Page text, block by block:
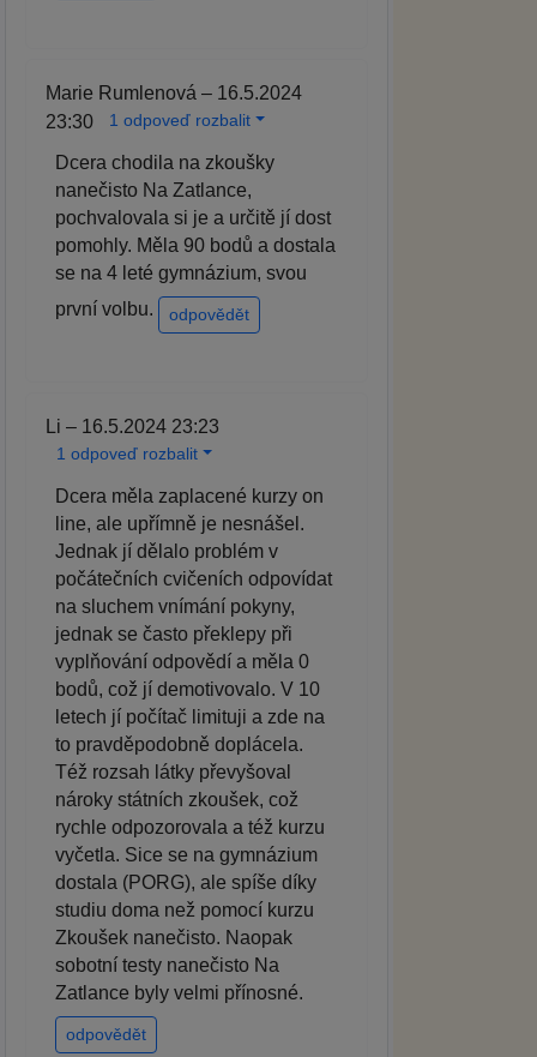
Marie Rumlenová – 16.5.2024
23:30
1 odpoveď rozbalit
Dcera chodila na zkoušky
nanečisto Na Zatlance,
pochvalovala si je a určitě jí dost
pomohly. Měla 90 bodů a dostala
se na 4 leté gymnázium, svou
první volbu.
odpovědět
Li – 16.5.2024 23:23
1 odpoveď rozbalit
Dcera měla zaplacené kurzy on
line, ale upřímně je nesnášel.
Jednak jí dělalo problém v
počátečních cvičeních odpovídat
na sluchem vnímání pokyny,
jednak se často překlepy při
vyplňování odpovědí a měla 0
bodů, což jí demotivovalo. V 10
letech jí počítač limituji a zde na
to pravděpodobně doplácela.
Též rozsah látky převyšoval
nároky státních zkoušek, což
rychle odpozorovala a též kurzu
vyčetla. Sice se na gymnázium
dostala (PORG), ale spíše díky
studiu doma než pomocí kurzu
Zkoušek nanečisto. Naopak
sobotní testy nanečisto Na
Zatlance byly velmi přínosné.
odpovědět